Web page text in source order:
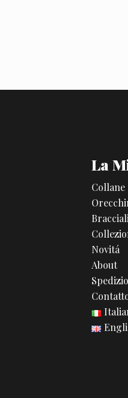
La
Collane
Bracciali
Novitá
About